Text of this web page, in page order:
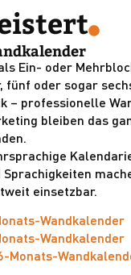
Ein- oder
fünf oder sogar
– professionelle
bleiben das
Sprachigkeiten
einsetzbar.
Wandkalender
Wandkalender
Monats-